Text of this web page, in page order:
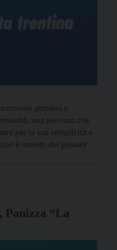
genuina e
una persona che
per la sua semplicità e
il mondo dei giovani".
Panizza “La